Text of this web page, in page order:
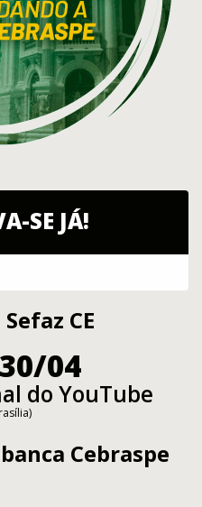
SE JÁ!
CE
04
do YouTube
Cebraspe